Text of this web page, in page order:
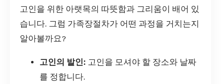
고인을 위한 아랫목의 따뜻함과 그리움이 배어 있
습니다. 그럼 가족장절차가 어떤 과정을 거치는지
알아볼까요?
고인의 발인: 고인을 모셔야 할 장소와 날짜
를 정합니다.